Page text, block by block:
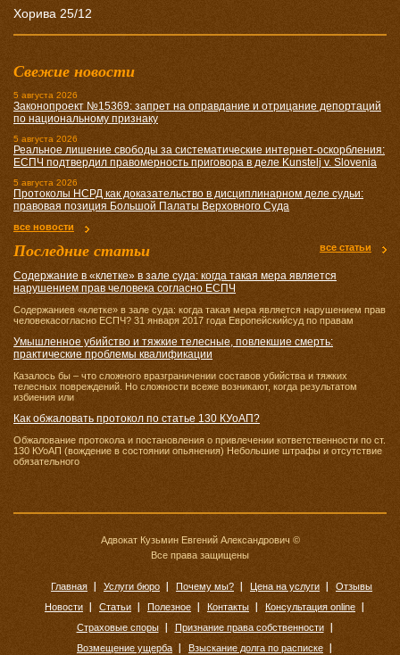
Хорива 25/12
Свежие новости
5 августа 2026
Законопроект №15369: запрет на оправдание и отрицание депортаций
по национальному признаку
5 августа 2026
Реальное лишение свободы за систематические интернет-оскорбления:
ЕСПЧ подтвердил правомерность приговора в деле Kunstelj v. Slovenia
5 августа 2026
Протоколы НСРД как доказательство в дисциплинарном деле судьи:
правовая позиция Большой Палаты Верховного Суда
все новости
Последние статьи все статьи
Содержание в «клетке» в зале суда: когда такая мера является
нарушением прав человека согласно ЕСПЧ
Содержаниев «клетке» в зале суда: когда такая мера является нарушением прав
человекасогласно ЕСПЧ? 31 января 2017 года Европейскийсуд по правам
Умышленное убийство и тяжкие телесные, повлекшие смерть:
практические проблемы квалификации
Казалось бы – что сложного вразграничении составов убийства и тяжких
телесных повреждений. Но сложности всеже возникают, когда результатом
избиения или
Как обжаловать протокол по статье 130 КУоАП?
Обжалование протокола и постановления о привлечении кответственности по ст.
130 КУоАП (вождение в состоянии опьянения) Небольшие штрафы и отсутствие
обязательного
Адвокат Кузьмин Евгений Александрович ©
Все права защищены
Главная Услуги бюро Почему мы? Цена на услуги
Отзывы
Новости
Статьи Полезное Контакты
Консультация online
Страховые споры
Признание права собственности
Возмещение ущерба
Взыскание долга по расписке